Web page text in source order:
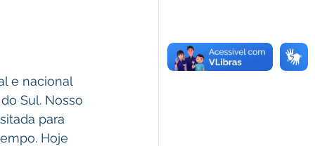
e nacional
Sul. Nosso
para
Hoje